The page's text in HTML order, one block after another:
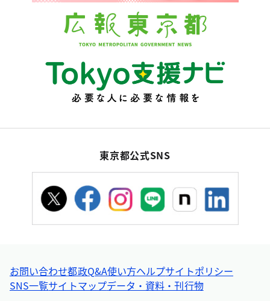
東京都公式SNS
お問い合わせ都政Q&A使い方ヘルプサイトポリシー
SNS一覧サイトマップデータ・資料・刊行物